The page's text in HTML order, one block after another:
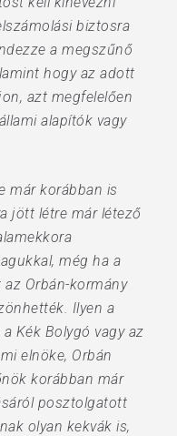
biztosra
a megszűnő
hogy az adott
azt megfelelően
alapítók vagy
már korábban is
jött létre már létező
még ha a
Orbán-kormány
Ilyen a
Kék Bolygó vagy az
elnöke, Orbán
korábban már
posztolgatott
olyan kekvák is,